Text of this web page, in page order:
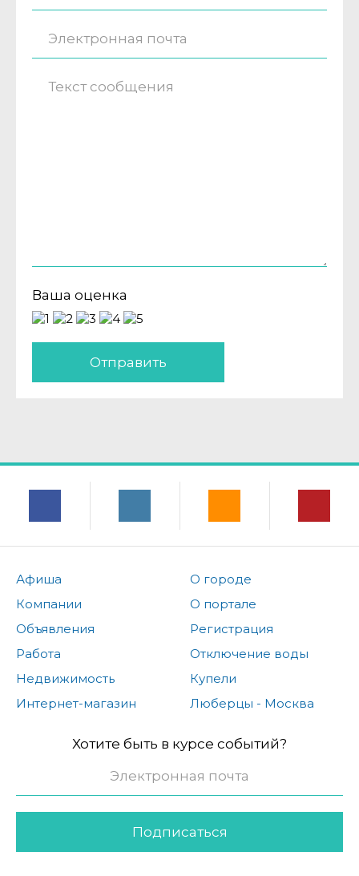
Ваша оценка
Отправить
Афиша
Компании
Объявления
Работа
Недвижимость
Интернет-магазин
О городе
О портале
Регистрация
Отключение воды
Купели
Люберцы - Москва
Хотите быть в курсе событий?
Подписаться